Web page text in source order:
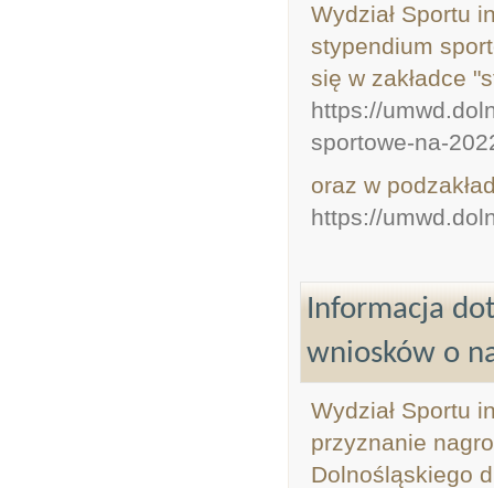
Wydział Sportu
stypendium
się w zakładce
https://
sportowe-na-
oraz w
https://
Informacja
wniosków o
Wydział Sportu
przyznanie
Dolnośląskiego